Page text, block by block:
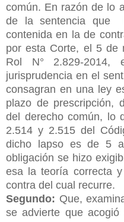
común. En razón de lo
de la sentencia que
contenida en la de
por esta Corte, el 5 de
Rol N° 2.829-
jurisprudencia en el
consagran en una ley
plazo de prescripción,
del derecho común, lo
2.514 y 2.515 del
dicho lapso es de 5
obligación se hizo
esa la teoría correcta
contra del cual recurre.
Segundo: Que,
se advierte que